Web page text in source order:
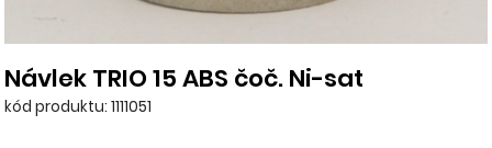
Návlek TRIO 15 ABS čoč. Ni-sat
kód produktu: 1111051